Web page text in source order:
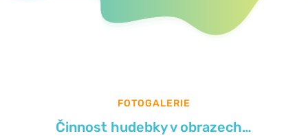
FOTOGALERIE
Činnost hudebky v obrazech…